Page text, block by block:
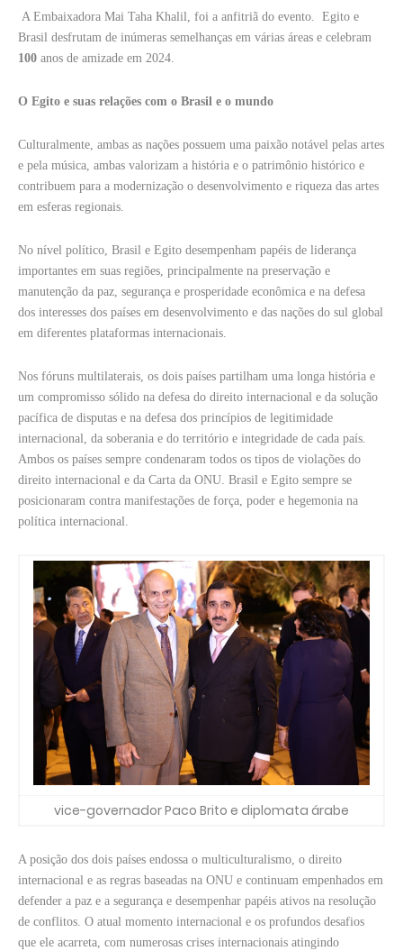
A Embaixadora Mai Taha Khalil, foi a anfitriã do evento. Egito e
Brasil desfrutam de inúmeras semelhanças em várias áreas e celebram
100 anos de amizade em 2024.
O Egito e suas relações com o Brasil e o mundo
Culturalmente, ambas as nações possuem uma paixão notável pelas artes
e pela música, ambas valorizam a história e o patrimônio histórico e
contribuem para a modernização o desenvolvimento e riqueza das artes
em esferas regionais.
No nível político, Brasil e Egito desempenham papéis de liderança
importantes em suas regiões, principalmente na preservação e
manutenção da paz, segurança e prosperidade econômica e na defesa
dos interesses dos países em desenvolvimento e das nações do sul global
em diferentes plataformas internacionais.
Nos fóruns multilaterais, os dois países partilham uma longa história e
um compromisso sólido na defesa do direito internacional e da solução
pacífica de disputas e na defesa dos princípios de legitimidade
internacional, da soberania e do território e integridade de cada país.
Ambos os países sempre condenaram todos os tipos de violações do
direito internacional e da Carta da ONU. Brasil e Egito sempre se
posicionaram contra manifestações de força, poder e hegemonia na
política internacional.
vice-governador Paco Brito e diplomata árabe
A posição dos dois países endossa o multiculturalismo, o direito
internacional e as regras baseadas na ONU e continuam empenhados em
defender a paz e a segurança e desempenhar papéis ativos na resolução
de conflitos. O atual momento internacional e os profundos desafios
que ele acarreta, com numerosas crises internacionais atingindo